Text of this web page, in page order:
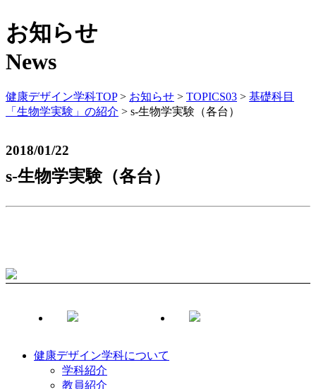
お知らせ
News
健康デザイン学科TOP> お知らせ > TOPICS03 > 基礎科目
「生物学実験」の紹介 > s-生物学実験（各台）
2018/01/22
s-生物学実験（各台）
健康デザイン学科について
学科紹介
教員紹介